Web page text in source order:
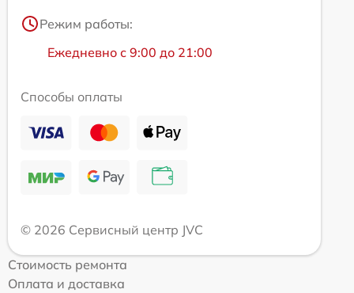
Режим работы:
Ежедневно с 9:00 до 21:00
Способы оплаты
© 2026 Сервисный центр JVC
Стоимость ремонта
Оплата и доставка